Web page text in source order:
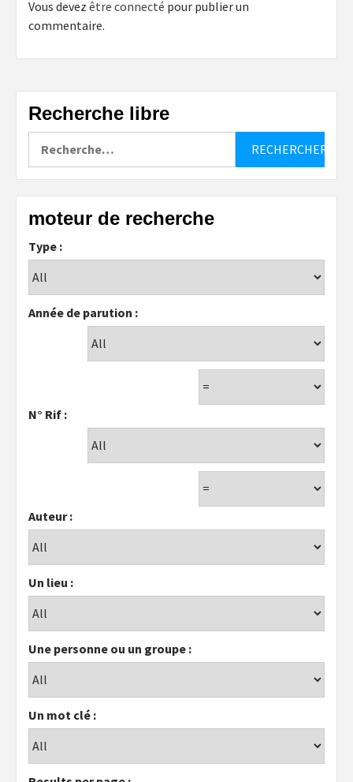
Vous devez être connecté pour publier un
commentaire.
Recherche libre
moteur de recherche
Type :
Année de parution :
N° Rif :
Auteur :
Un lieu :
Une personne ou un groupe :
Un mot clé :